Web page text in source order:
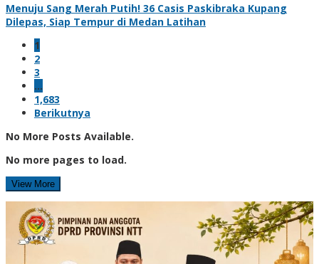
Menuju Sang Merah Putih! 36 Casis Paskibraka Kupang
Dilepas, Siap Tempur di Medan Latihan
1
2
3
…
1,683
Berikutnya
No More Posts Available.
No more pages to load.
View More